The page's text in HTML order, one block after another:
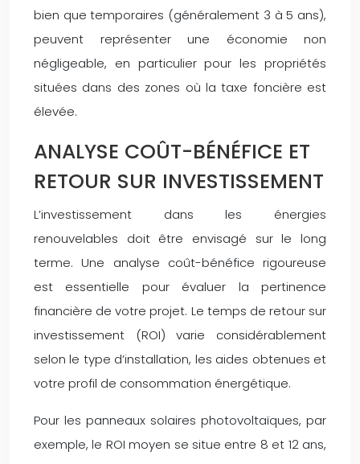
bien que temporaires (généralement 3 à 5 ans),
peuvent représenter une économie non
négligeable, en particulier pour les propriétés
situées dans des zones où la taxe foncière est
élevée.
ANALYSE COÛT-BÉNÉFICE ET
RETOUR SUR INVESTISSEMENT
L’investissement dans les énergies
renouvelables doit être envisagé sur le long
terme. Une analyse coût-bénéfice rigoureuse
est essentielle pour évaluer la pertinence
financière de votre projet. Le temps de retour sur
investissement (ROI) varie considérablement
selon le type d’installation, les aides obtenues et
votre profil de consommation énergétique.
Pour les panneaux solaires photovoltaïques, par
exemple, le ROI moyen se situe entre 8 et 12 ans,